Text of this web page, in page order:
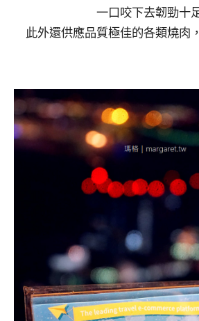
一口咬下去韌勁十
此外還供應品質極佳的各類燒肉